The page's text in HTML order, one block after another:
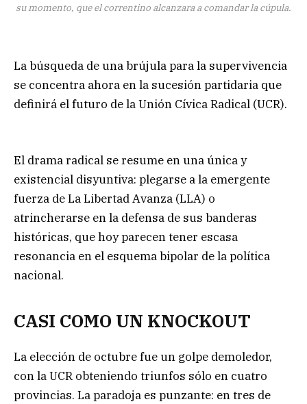
su momento, que el correntino alcanzara a comandar la cúpula.
La búsqueda de una brújula para la supervivencia
se concentra ahora en la sucesión partidaria que
definirá el futuro de la Unión Cívica Radical (UCR).
El drama radical se resume en una única y
existencial disyuntiva: plegarse a la emergente
fuerza de La Libertad Avanza (LLA) o
atrincherarse en la defensa de sus banderas
históricas, que hoy parecen tener escasa
resonancia en el esquema bipolar de la política
nacional.
CASI COMO UN KNOCKOUT
La elección de octubre fue un golpe demoledor,
con la UCR obteniendo triunfos sólo en cuatro
provincias. La paradoja es punzante: en tres de